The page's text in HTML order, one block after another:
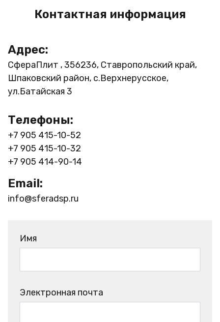
Контактная информация
Адрес:
СфераПлит , 356236, Ставропольский край,
Шпаковский район, с.Верхнерусское,
ул.Батайская 3
Телефоны:
+7 905 415-10-52
+7 905 415-10-32
+7 905 414-90-14
Email:
info@sferadsp.ru
Имя
Электронная почта